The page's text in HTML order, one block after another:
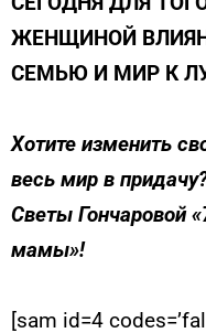
ЖЕНЩИНОЙ
СЕМЬЮ И МИР К
Хотите изменить
весь мир в
Светы Гончаровой
мамы»!
[sam id=4